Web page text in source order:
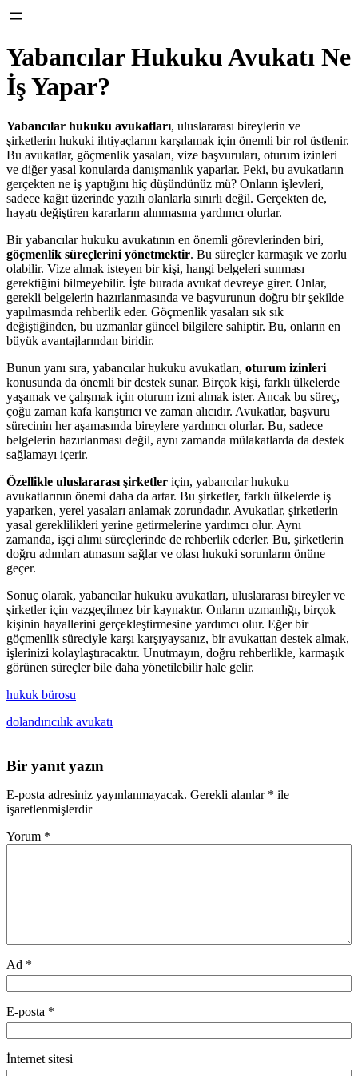
Yabancılar Hukuku Avukatı Ne
İş Yapar?
Yabancılar hukuku avukatları, uluslararası bireylerin ve
şirketlerin hukuki ihtiyaçlarını karşılamak için önemli bir rol üstlenir.
Bu avukatlar, göçmenlik yasaları, vize başvuruları, oturum izinleri
ve diğer yasal konularda danışmanlık yaparlar. Peki, bu avukatların
gerçekten ne iş yaptığını hiç düşündünüz mü? Onların işlevleri,
sadece kağıt üzerinde yazılı olanlarla sınırlı değil. Gerçekten de,
hayatı değiştiren kararların alınmasına yardımcı olurlar.
Bir yabancılar hukuku avukatının en önemli görevlerinden biri,
göçmenlik süreçlerini yönetmektir. Bu süreçler karmaşık ve zorlu
olabilir. Vize almak isteyen bir kişi, hangi belgeleri sunması
gerektiğini bilmeyebilir. İşte burada avukat devreye girer. Onlar,
gerekli belgelerin hazırlanmasında ve başvurunun doğru bir şekilde
yapılmasında rehberlik eder. Göçmenlik yasaları sık sık
değiştiğinden, bu uzmanlar güncel bilgilere sahiptir. Bu, onların en
büyük avantajlarından biridir.
Bunun yanı sıra, yabancılar hukuku avukatları, oturum izinleri
konusunda da önemli bir destek sunar. Birçok kişi, farklı ülkelerde
yaşamak ve çalışmak için oturum izni almak ister. Ancak bu süreç,
çoğu zaman kafa karıştırıcı ve zaman alıcıdır. Avukatlar, başvuru
sürecinin her aşamasında bireylere yardımcı olurlar. Bu, sadece
belgelerin hazırlanması değil, aynı zamanda mülakatlarda da destek
sağlamayı içerir.
Özellikle uluslararası şirketler için, yabancılar hukuku
avukatlarının önemi daha da artar. Bu şirketler, farklı ülkelerde iş
yaparken, yerel yasaları anlamak zorundadır. Avukatlar, şirketlerin
yasal gereklilikleri yerine getirmelerine yardımcı olur. Aynı
zamanda, işçi alımı süreçlerinde de rehberlik ederler. Bu, şirketlerin
doğru adımları atmasını sağlar ve olası hukuki sorunların önüne
geçer.
Sonuç olarak, yabancılar hukuku avukatları, uluslararası bireyler ve
şirketler için vazgeçilmez bir kaynaktır. Onların uzmanlığı, birçok
kişinin hayallerini gerçekleştirmesine yardımcı olur. Eğer bir
göçmenlik süreciyle karşı karşıyaysanız, bir avukattan destek almak,
işlerinizi kolaylaştıracaktır. Unutmayın, doğru rehberlikle, karmaşık
görünen süreçler bile daha yönetilebilir hale gelir.
hukuk bürosu
dolandırıcılık avukatı
Bir yanıt yazın
E-posta adresiniz yayınlanmayacak. Gerekli alanlar * ile
işaretlenmişlerdir
Yorum *
Ad *
E-posta *
İnternet sitesi